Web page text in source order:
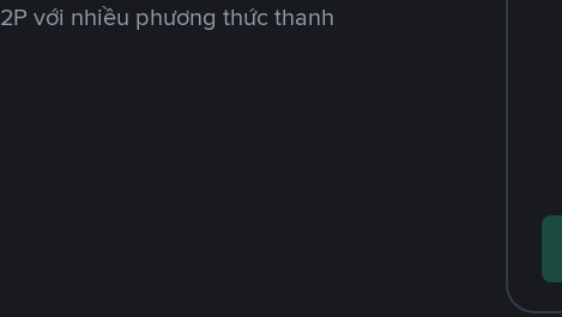
với nhiều phương thức thanh